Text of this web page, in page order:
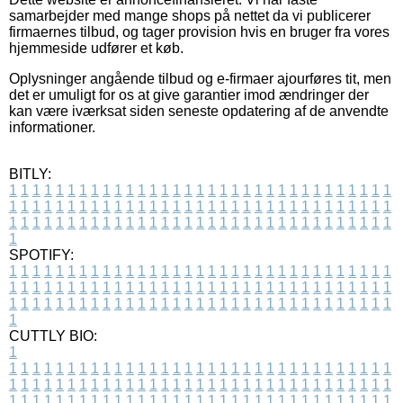
samarbejder med mange shops på nettet da vi publicerer
firmaernes tilbud, og tager provision hvis en bruger fra vores
hjemmeside udfører et køb.
Oplysninger angående tilbud og e-firmaer ajourføres tit, men
det er umuligt for os at give garantier imod ændringer der
kan være iværksat siden seneste opdatering af de anvendte
informationer.
BITLY:
1 1 1 1 1 1 1 1 1 1 1 1 1 1 1 1 1 1 1 1 1 1 1 1 1 1 1 1 1 1 1 1 1
1 1 1 1 1 1 1 1 1 1 1 1 1 1 1 1 1 1 1 1 1 1 1 1 1 1 1 1 1 1 1 1 1
1 1 1 1 1 1 1 1 1 1 1 1 1 1 1 1 1 1 1 1 1 1 1 1 1 1 1 1 1 1 1 1 1
1
SPOTIFY:
1 1 1 1 1 1 1 1 1 1 1 1 1 1 1 1 1 1 1 1 1 1 1 1 1 1 1 1 1 1 1 1 1
1 1 1 1 1 1 1 1 1 1 1 1 1 1 1 1 1 1 1 1 1 1 1 1 1 1 1 1 1 1 1 1 1
1 1 1 1 1 1 1 1 1 1 1 1 1 1 1 1 1 1 1 1 1 1 1 1 1 1 1 1 1 1 1 1 1
1
CUTTLY BIO:
1
1 1 1 1 1 1 1 1 1 1 1 1 1 1 1 1 1 1 1 1 1 1 1 1 1 1 1 1 1 1 1 1 1
1 1 1 1 1 1 1 1 1 1 1 1 1 1 1 1 1 1 1 1 1 1 1 1 1 1 1 1 1 1 1 1 1